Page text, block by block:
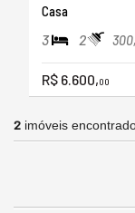
Casa
3 2 300,
R$ 6.600,00
2 imóveis